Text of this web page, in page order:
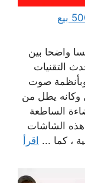
بيع تلفزيونات شاشات الكويت 50050623 بيع
واضحا بين
التقنيات
140و 150 بوصة وبأنظمة صوت
وكانه يطل من
الساطعة
الشاشات
، كما ... اقرأ